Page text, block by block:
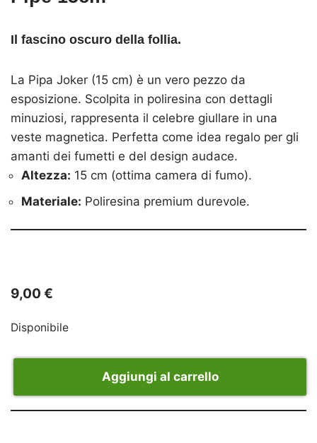
Il fascino oscuro della follia.
La Pipa Joker (15 cm) è un vero pezzo da
esposizione. Scolpita in poliresina con dettagli
minuziosi, rappresenta il celebre giullare in una
veste magnetica. Perfetta come idea regalo per gli
amanti dei fumetti e del design audace.
Altezza: 15 cm (ottima camera di fumo).
Materiale: Poliresina premium durevole.
9,00 €
Disponibile
Aggiungi al carrello